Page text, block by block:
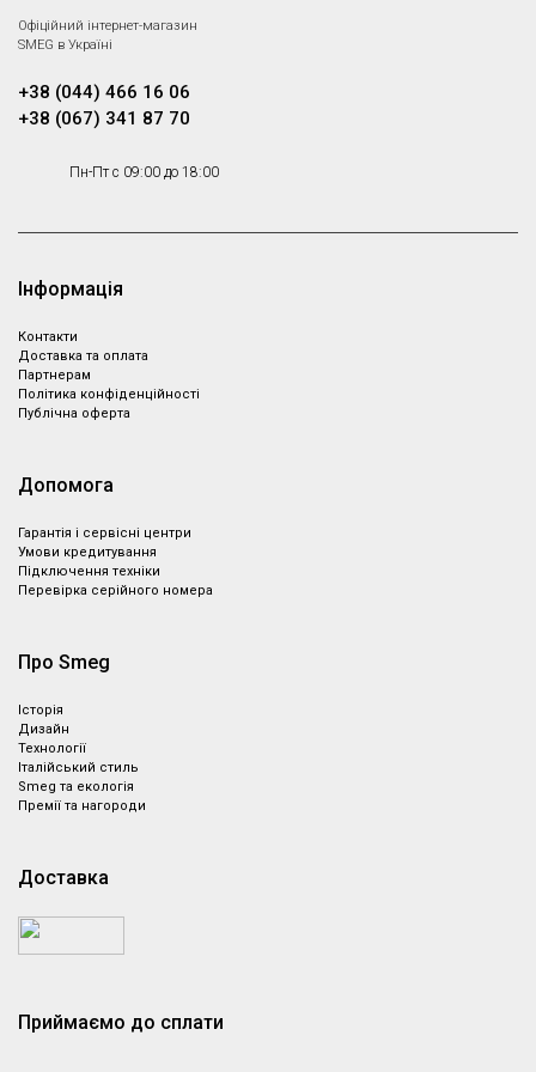
Офіційний інтернет-магазин
SMEG в Україні
+38 (044) 466 16 06
+38 (067) 341 87 70
Пн-Пт с 09:00 до 18:00
Інформація
Контакти
Доставка та оплата
Партнeрам
Політика конфіденційності
Публічна оферта
Допомога
Гарантія і сервісні центри
Умови кредитування
Підключення техніки
Перевірка серійного номера
Про Smeg
Історія
Дизайн
Технології
Італійський стиль
Smeg та екологія
Премії та нагороди
Доставка
Приймаємо до сплати